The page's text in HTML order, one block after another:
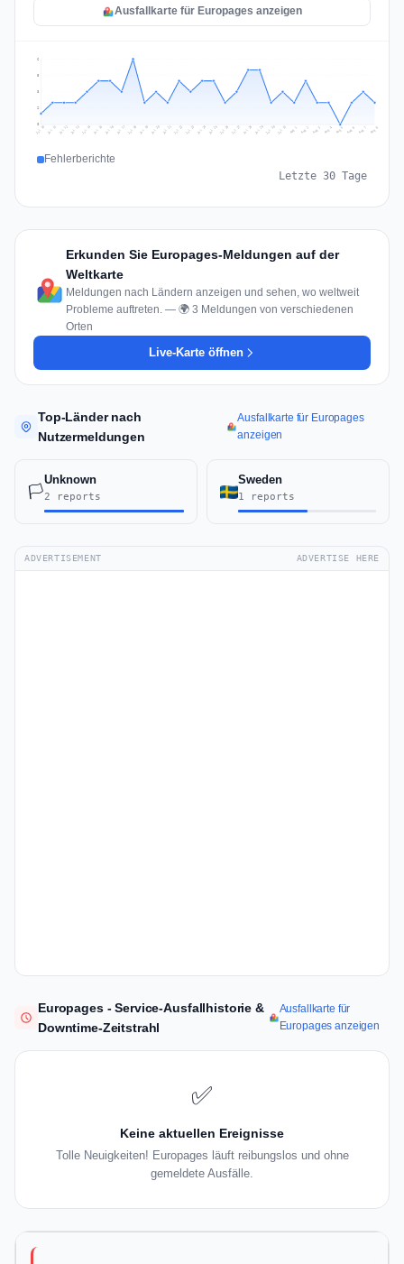
Ausfallkarte für Europages anzeigen
2
3
5
6
Jul 10 Jul 11 Jul 12 Jul 13 Jul 14 Jul 15 Jul 16 Jul 17 Jul 18 Jul 19 Jul 20 Jul 21 Jul 22 Jul 23 Jul 24 Jul 25 Jul 26 Jul 27 Jul 28 Jul 29 Jul 30 Jul 31 Aug 1 Aug 2 Aug 3 Aug 4 Aug 5 Aug 6 Aug 7 Aug 8
Fehlerberichte
Letzte 30 Tage
Erkunden Sie Europages-Meldungen auf der
Weltkarte
Meldungen nach Ländern anzeigen und sehen, wo weltweit
Probleme auftreten. — 🌍 3 Meldungen von verschiedenen
Orten
Live-Karte öffnen
Top-Länder nach
Nutzermeldungen
Ausfallkarte für Europages
anzeigen
🏳️
Unknown
2 reports
Sweden
1 reports
ADVERTISEMENT ADVERTISE HERE
Europages - Service-Ausfallhistorie &
Downtime-Zeitstrahl
Ausfallkarte für
Europages anzeigen
✅
Keine aktuellen Ereignisse
Tolle Neuigkeiten! Europages läuft reibungslos und ohne
gemeldete Ausfälle.